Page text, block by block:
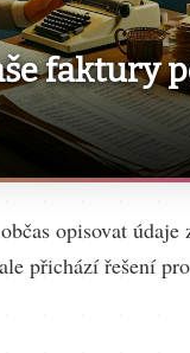
faktury
opisovat
přichází řešení